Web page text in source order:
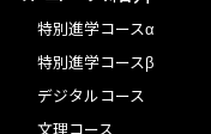
特別進学コースα
特別進学コースβ
デジタルコース
文理コース